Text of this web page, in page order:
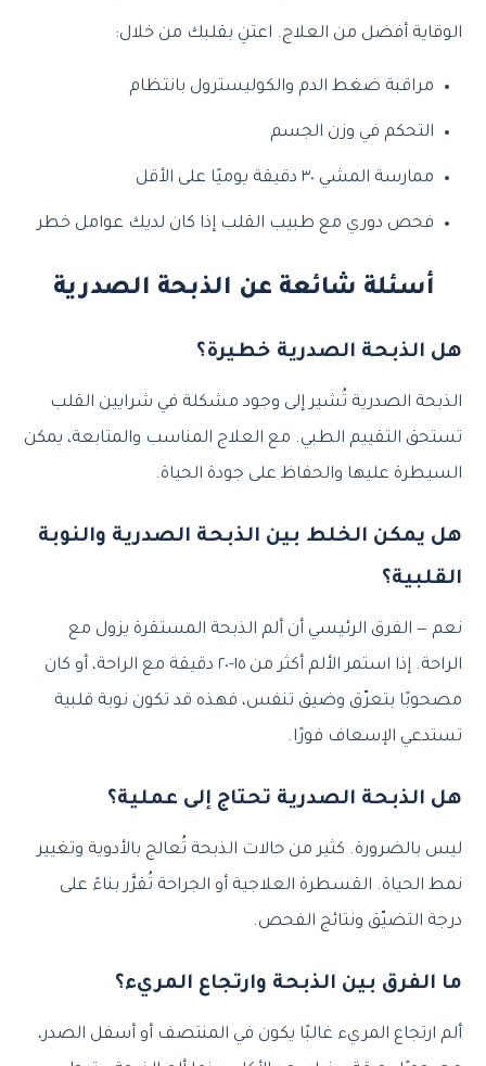
الوقاية أفضل من العلاج. اعتنِ بقلبك من خلال:
مراقبة ضغط الدم والكوليسترول بانتظام
التحكم في وزن الجسم
ممارسة المشي ٣٠ دقيقة يوميًا على الأقل
فحص دوري مع طبيب القلب إذا كان لديك عوامل خطر
أسئلة شائعة عن الذبحة الصدرية
هل الذبحة الصدرية خطيرة؟
الذبحة الصدرية تُشير إلى وجود مشكلة في شرايين القلب
تستحق التقييم الطبي. مع العلاج المناسب والمتابعة، يمكن
السيطرة عليها والحفاظ على جودة الحياة.
هل يمكن الخلط بين الذبحة الصدرية والنوبة
القلبية؟
نعم — الفرق الرئيسي أن ألم الذبحة المستقرة يزول مع
الراحة. إذا استمر الألم أكثر من ١٥-٢٠ دقيقة مع الراحة، أو كان
مصحوبًا بتعرّق وضيق تنفس، فهذه قد تكون نوبة قلبية
تستدعي الإسعاف فورًا.
هل الذبحة الصدرية تحتاج إلى عملية؟
ليس بالضرورة. كثير من حالات الذبحة تُعالج بالأدوية وتغيير
نمط الحياة. القسطرة العلاجية أو الجراحة تُقرَّر بناءً على
درجة التضيّق ونتائج الفحص.
ما الفرق بين الذبحة وارتجاع المريء؟
ألم ارتجاع المريء غالبًا يكون في المنتصف أو أسفل الصدر،